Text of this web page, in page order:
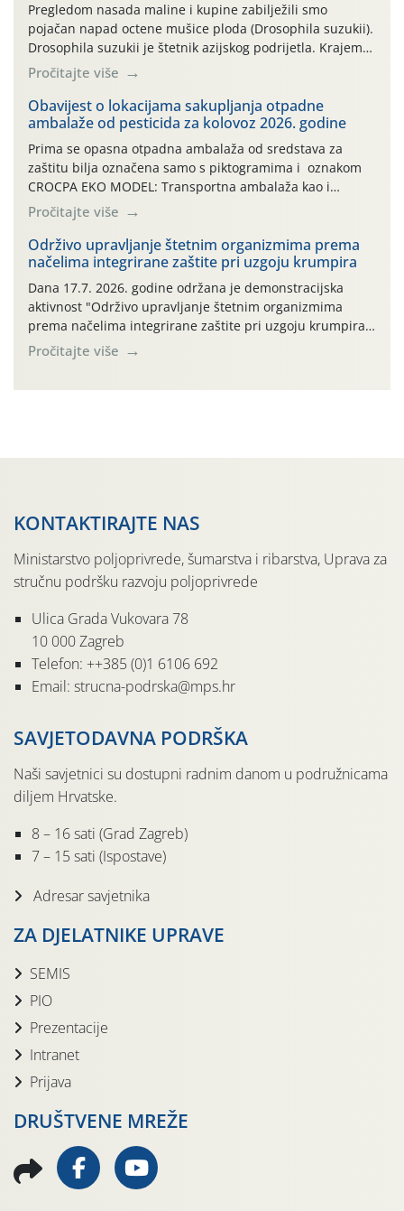
Pregledom nasada maline i kupine zabilježili smo
pojačan napad octene mušice ploda (Drosophila suzukii).
Drosophila suzukii je štetnik azijskog podrijetla. Krajem
2010. godine prvi puta je registriran u Hrvatskoj, a u
rujnu 2016. godine na našem su području zabilježene
gospodarski važne štete. Riječ je o štetniku vrlo sličnom
dobro poznatoj vinskoj mušici, no za razliku […]
Pročitajte više
Obavijest o lokacijama sakupljanja otpadne
ambalaže od pesticida za kolovoz 2026. godine
Prima se opasna otpadna ambalaža od sredstava za
zaštitu bilja označena samo s piktogramima i oznakom
CROCPA EKO MODEL: Transportna ambalaža kao i
ambalaža drugih proizvoda koji nisu sredstva za zaštitu
bilja (npr. ambalaža od mineralnih gnojiva,) se ne
prihvaća. Korisnicima je osiguran besplatni povrat
prazne ambalaže isključivo ovih tvrtki: AGROCHEM-MAKS,
AGRONOM, ALBAUGH TKI* (PINUS […]
Pročitajte više
Održivo upravljanje štetnim organizmima prema
načelima integrirane zaštite pri uzgoju krumpira
Dana 17.7. 2026. godine održana je demonstracijska
aktivnost "Održivo upravljanje štetnim organizmima
prema načelima integrirane zaštite pri uzgoju krumpira"
na pokusnom polju "Poredje", kraj naselja Belica (ARKOD
parcela ID 2445031) (središnji dio Međimurske županije).
Pročitajte više
KONTAKTIRAJTE NAS
Ministarstvo poljoprivrede, šumarstva i ribarstva, Uprava za
stručnu podršku razvoju poljoprivrede
Ulica Grada Vukovara 78
10 000 Zagreb
Telefon: ++385 (0)1 6106 692
Email: strucna-podrska@mps.hr
SAVJETODAVNA PODRŠKA
Naši savjetnici su dostupni radnim danom u podružnicama
diljem Hrvatske.
8 – 16 sati (Grad Zagreb)
7 – 15 sati (Ispostave)
Adresar savjetnika
ZA DJELATNIKE UPRAVE
SEMIS
PIO
Prezentacije
Intranet
Prijava
DRUŠTVENE MREŽE